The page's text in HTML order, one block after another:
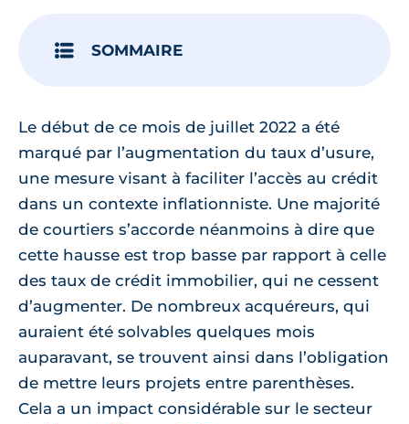
SOMMAIRE
Le début de ce mois de juillet 2022 a été
marqué par l’augmentation du taux d’usure,
une mesure visant à faciliter l’accès au crédit
dans un contexte inflationniste. Une majorité
de courtiers s’accorde néanmoins à dire que
cette hausse est trop basse par rapport à celle
des taux de crédit immobilier, qui ne cessent
d’augmenter. De nombreux acquéreurs, qui
auraient été solvables quelques mois
auparavant, se trouvent ainsi dans l’obligation
de mettre leurs projets entre parenthèses.
Cela a un impact considérable sur le secteur